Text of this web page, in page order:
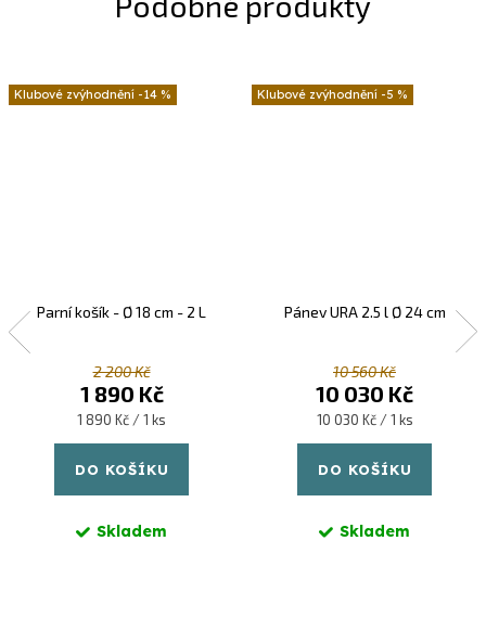
-14 %
Parní košík - Ø 18 cm - 2 L
2 200 Kč
1 890 Kč
Měrná
cena:
1 890 Kč / 1 ks
DO KOŠÍKU
Skladem
-5 %
Pánev URA 2.5 l Ø 24 cm
10 560 Kč
10 030 Kč
Měrná
cena:
10 030 Kč / 1 ks
DO KOŠÍKU
Skladem